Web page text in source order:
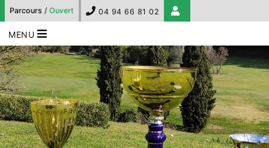
Parcours / Ouvert 04 94 66 81 02
MENU